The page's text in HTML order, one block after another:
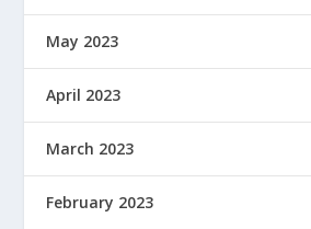
May 2023
April 2023
March 2023
February 2023